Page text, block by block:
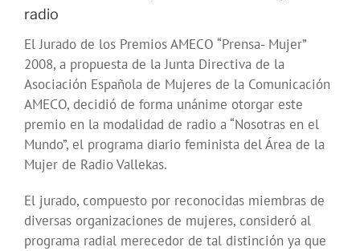
radio
El Jurado de los Premios AMECO “Prensa- Mujer”
2008, a propuesta de la Junta Directiva de la
Asociación Española de Mujeres de la Comunicación
AMECO, decidió de forma unánime otorgar este
premio en la modalidad de radio a “Nosotras en el
Mundo”, el programa diario feminista del Área de la
Mujer de Radio Vallekas.
El jurado, compuesto por reconocidas miembras de
diversas organizaciones de mujeres, consideró al
programa radial merecedor de tal distinción ya que